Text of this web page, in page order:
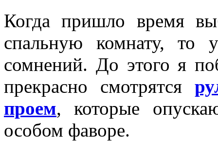
Когда пришло время
спальную комнату, то
сомнений. До этого я
прекрасно смотрятся
проем, которые
особом фаворе.